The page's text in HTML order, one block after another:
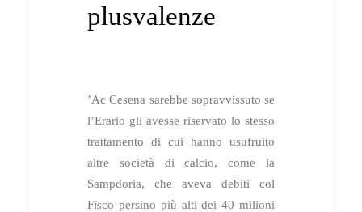
plusvalenze
’Ac Cesena sarebbe sopravvissuto se
l’Erario gli avesse riservato lo stesso
trattamento di cui hanno usufruito
altre società di calcio, come la
Sampdoria, che aveva debiti col
Fisco persino più alti dei 40 milioni